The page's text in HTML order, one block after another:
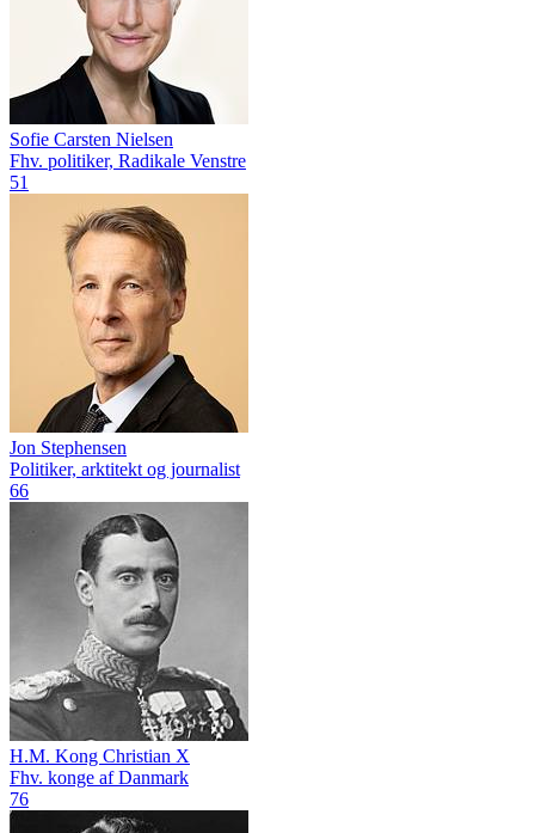
Sofie Carsten Nielsen
Fhv. politiker, Radikale Venstre
51
Jon Stephensen
Politiker, arktitekt og journalist
66
H.M. Kong Christian X
Fhv. konge af Danmark
76